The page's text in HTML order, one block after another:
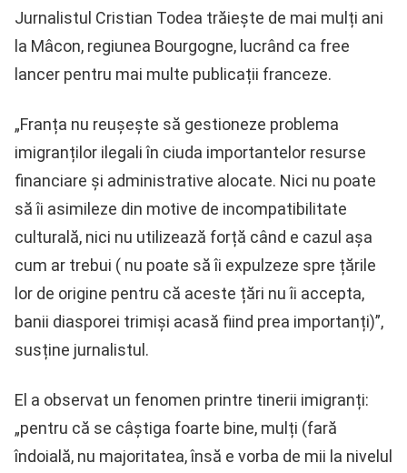
Jurnalistul Cristian Todea trăiește de mai mulți ani
la Mâcon, regiunea Bourgogne, lucrând ca free
lancer pentru mai multe publicații franceze.
„Franța nu reușește să gestioneze problema
imigranților ilegali în ciuda importantelor resurse
financiare și administrative alocate. Nici nu poate
să îi asimileze din motive de incompatibilitate
culturală, nici nu utilizează forță când e cazul așa
cum ar trebui ( nu poate să îi expulzeze spre țările
lor de origine pentru că aceste țări nu îi accepta,
banii diasporei trimiși acasă fiind prea importanți)”,
susține jurnalistul.
El a observat un fenomen printre tinerii imigranți:
„pentru că se câștiga foarte bine, mulți (fară
îndoială, nu majoritatea, însă e vorba de mii la nivelul